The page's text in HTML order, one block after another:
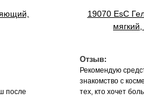
после
19070 EsC
Отзыв:
Рекомендую
знакомство с
тех, кто хочет